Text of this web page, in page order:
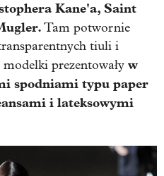
Kane'a, Saint
Tam potwornie
tiuli i
prezentowały w
spodniami typu paper
i lateksowymi